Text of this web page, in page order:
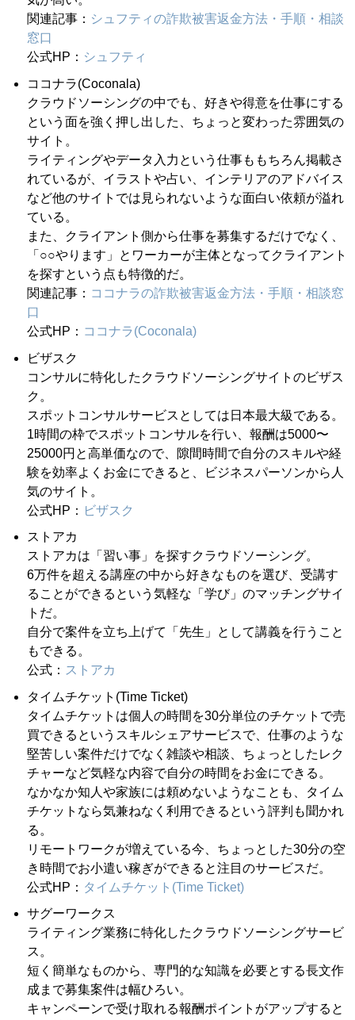
関連記事： シュフティの詐欺被害返金方法・手順・相談
窓口
公式HP： シュフティ
ココナラ(Coconala)
クラウドソーシングの中でも、好きや得意を仕事にする
という面を強く押し出した、ちょっと変わった雰囲気の
サイト。
ライティングやデータ入力という仕事ももちろん掲載さ
れているが、イラストや占い、インテリアのアドバイス
など他のサイトでは見られないような面白い依頼が溢れ
ている。
また、クライアント側から仕事を募集するだけでなく、
「○○やります」とワーカーが主体となってクライアント
を探すという点も特徴的だ。
関連記事： ココナラの詐欺被害返金方法・手順・相談窓
口
公式HP： ココナラ(Coconala)
ビザスク
コンサルに特化したクラウドソーシングサイトのビザス
ク。
スポットコンサルサービスとしては日本最大級である。
1時間の枠でスポットコンサルを行い、報酬は5000〜
25000円と高単価なので、隙間時間で自分のスキルや経
験を効率よくお金にできると、ビジネスパーソンから人
気のサイト。
公式HP：
ビザスク
ストアカ
ストアカは「習い事」を探すクラウドソーシング。
6万件を超える講座の中から好きなものを選び、受講す
ることができるという気軽な「学び」のマッチングサイ
トだ。
自分で案件を立ち上げて「先生」として講義を行うこと
もできる。
公式： ストアカ
タイムチケット(Time Ticket)
タイムチケットは個人の時間を30分単位のチケットで売
買できるというスキルシェアサービスで、仕事のような
堅苦しい案件だけでなく雑談や相談、ちょっとしたレク
チャーなど気軽な内容で自分の時間をお金にできる。
なかなか知人や家族には頼めないようなことも、タイム
チケットなら気兼ねなく利用できるという評判も聞かれ
る。
リモートワークが増えている今、ちょっとした30分の空
き時間でお小遣い稼ぎができると注目のサービスだ。
公式HP： タイムチケット(Time Ticket)
サグーワークス
ライティング業務に特化したクラウドソーシングサービ
ス。
短く簡単なものから、専門的な知識を必要とする長文作
成まで募集案件は幅ひろい。
キャンペーンで受け取れる報酬ポイントがアップすると